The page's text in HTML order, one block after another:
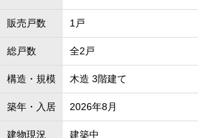
販売戸数 1戸
総戸数 全2戸
構造・規模 木造 3階建て
築年・入居 2026年8月
建物現況 建築中